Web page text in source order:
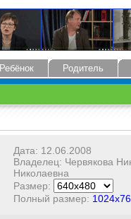
Родитель
Ребёнок
Дата: 12.06.2008
Владелец: Червякова
Николаевна
Размер:
Полный размер: